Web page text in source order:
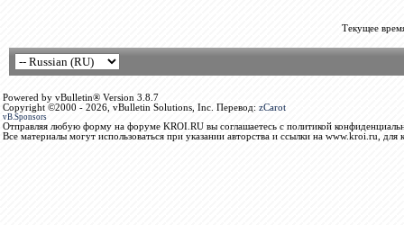
Текущее
Powered by vBulletin® Version 3.8.7
Copyright ©2000 - 2026, vBulletin Solutions, Inc. Перевод: zCarot
vB.Sponsors
Отправляя любую форму на форуме KROI.RU вы соглашаетесь с политикой
Все материалы могут использоваться при указании авторства и ссылки на www.kroi.ru, для